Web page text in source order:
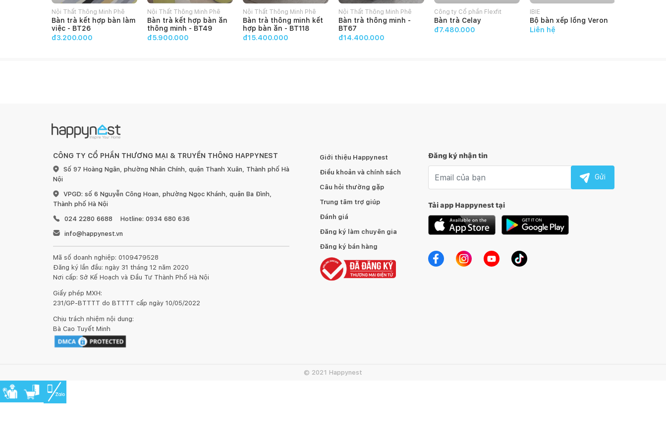
Nội Thất Thông Minh Phê
Décor
Bàn trà kết hợp bàn làm
việc - BT26
đ3.200.000
Nội Thất Thông Minh Phê
Décor
Bàn trà kết hợp bàn ăn
thông minh - BT49
đ5.900.000
Nội Thất Thông Minh Phê
Décor
Bàn trà thông minh kết
hợp bàn ăn - BT118
đ15.400.000
Nội Thất Thông Minh Phê
Décor
Bàn trà thông minh -
BT67
đ14.400.000
Công ty Cổ phần Flexfit
Bàn trà Celay
đ7.480.000
IBIE
Bộ bàn xếp lồng Veron
Liên hệ
CÔNG TY CỔ PHẦN THƯƠNG MẠI & TRUYỀN THÔNG HAPPYNEST
Số 97 Hoàng Ngân, phường Nhân Chính, quận Thanh Xuân, Thành phố Hà
Nội
VPGD: số 6 Nguyễn Công Hoan, phường Ngọc Khánh, quận Ba Đình,
Thành phố Hà Nội
024 2280 6688
Hotline: 0934 680 636
info@happynest.vn
Mã số doanh nghiệp: 0109479528
Đăng ký lần đầu: ngày 31 tháng 12 năm 2020
Nơi cấp: Sở Kế Hoạch và Đầu Tư Thành Phố Hà Nội
Giấy phép MXH:
231/GP-BTTTT do BTTTT cấp ngày 10/05/2022
Chịu trách nhiệm nội dung:
Bà Cao Tuyết Minh
Giới thiệu Happynest
Điều khoản và chính sách
Câu hỏi thường gặp
Trung tâm trợ giúp
Đánh giá
Đăng ký làm chuyên gia
Đăng ký bán hàng
Đăng ký nhận tin
Gửi
Tải app Happynest tại
© 2021 Happynest